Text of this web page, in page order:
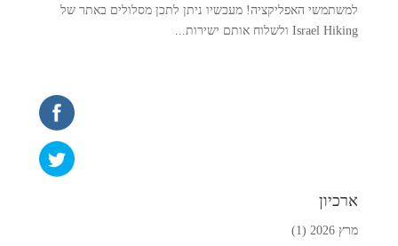
למשתמשי האפליקציה! מעכשיו ניתן לתכן מסלולים באתר של
Israel Hiking ולשלוח אותם ישירות...
ארכיון
מרץ 2026
(1)